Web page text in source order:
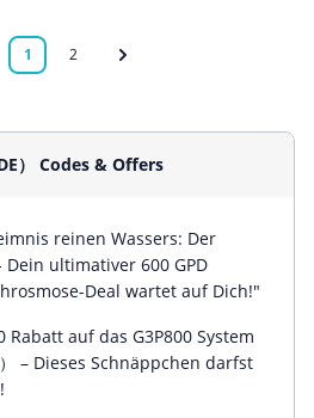
1 2
） Codes & Offers
reinen Wassers: Der
Dein ultimativer 600 GPD
Deal wartet auf Dich!"
auf das G3P800 System
– Dieses Schnäppchen darfst